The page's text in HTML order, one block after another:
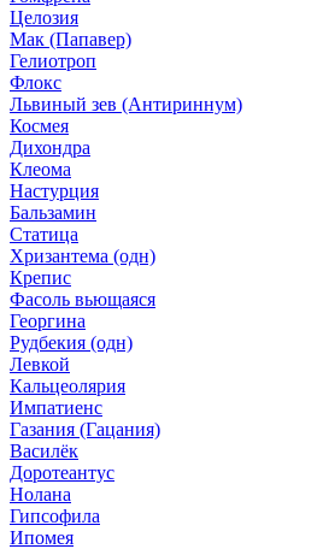
Целозия
Мак (Папавер)
Гелиотроп
Флокс
Львиный зев (Антириннум)
Космея
Дихондра
Клеома
Настурция
Бальзамин
Статица
Хризантема (одн)
Крепис
Фасоль вьющаяся
Георгина
Рудбекия (одн)
Левкой
Кальцеолярия
Импатиенс
Газания (Гацания)
Василёк
Доротеантус
Нолана
Гипсофила
Ипомея